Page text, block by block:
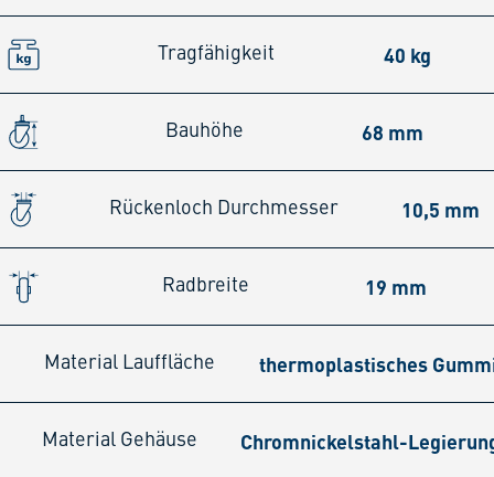
Tragfähigkeit 40 kg
Bauhöhe 68 mm
Rückenloch Durchmesser 10,5 mm
Radbreite 19 mm
Material Lauffläche thermoplastisches
Material Gehäuse Chromnickelstahl-